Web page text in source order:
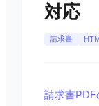
対応
請求書
請求書